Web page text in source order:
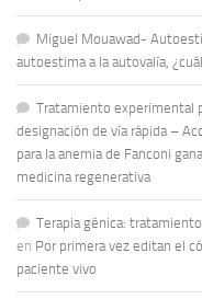
Miguel Mouawad-
autoestima a la autovalía,
Tratamiento experimental
designación de vía rápida –
para la anemia de Fanconi
medicina regenerativa
Terapia génica:
en Por primera vez editan el
paciente vivo